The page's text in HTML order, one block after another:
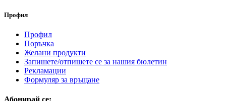
Профил
Профил
Поръчка
Желани продукти
Запишете/отпишете се за нашия бюлетин
Рекламации
Формуляр за връщане
Абонирай се: